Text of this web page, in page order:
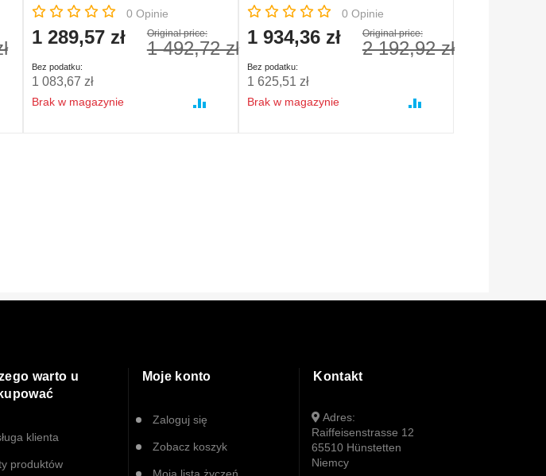
Rating:
0 Opinie
Original price:
1 492,72 zł
Special
Price
1 289,57 zł
1 083,67 zł
Brak w magazynie
Rating:
0 Opinie
Original price:
2 192,92 zł
Special
Price
1 934,36 zł
1 625,51 zł
Brak w magazynie
warto u
klienta
produktów
Moje konto
Zaloguj się
Zobacz koszyk
Kontakt
Adres:
Raiffeisenstrasse 12
65510 Hünstetten
Niemcy